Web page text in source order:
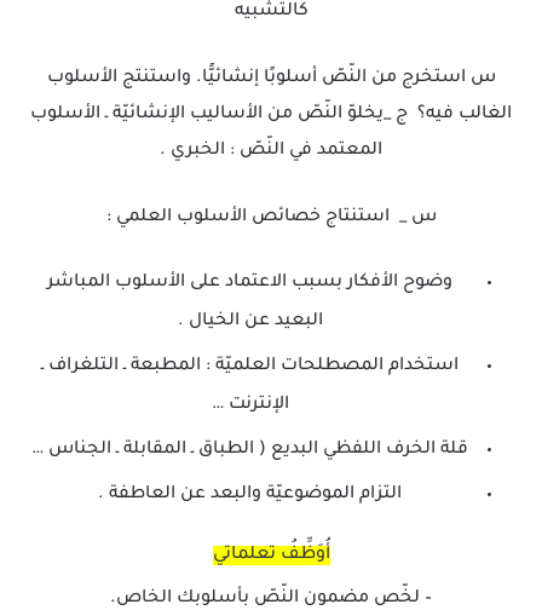
كالتشبيه
س استخرج من النّصّ أسلوبًا إنشائيًّا. واستنتج الأسلوب
الغالب فيه؟ ج _يخلوّ النّصّ من الأساليب الإنشائيّة ـ الأسلوب
المعتمد في النّصّ : الخبري .
س _ استنتاج خصائص الأسلوب العلمي :
وضوح الأفكار بسبب الاعتماد على الأسلوب المباشر
البعيد عن الخيال .
استخدام المصطلحات العلميّة : المطبعة ـ التلغراف ـ
الإنترنت …
قلة الخرف اللفظي البديع ( الطباق ـ المقابلة ـ الجناس …
التزام الموضوعيّة والبعد عن العاطفة .
أُوَظِّفُ تعلماتي
– لخّص مضمون النّصّ بأسلوبك الخاص.